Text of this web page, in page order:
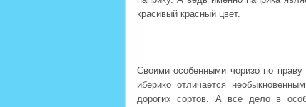
красивый красный цвет.
Своими особенными чоризо по
иберико отличается
дорогих сортов. А все дело в